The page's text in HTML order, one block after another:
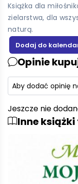
Książka dla
zielarstwa, dla
naturą.
Opinie
Aby dodać opinię
Jeszcze nie
Inne